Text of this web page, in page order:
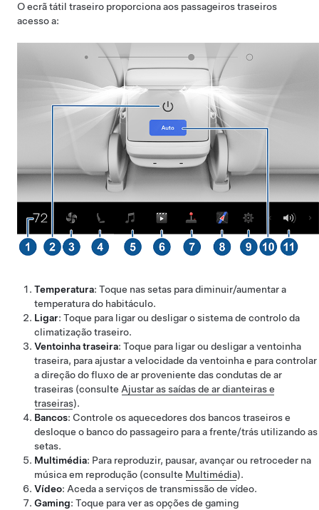
O ecrã tátil traseiro proporciona aos passageiros traseiros
acesso a:
Temperatura: Toque nas setas para diminuir/aumentar a
temperatura do habitáculo.
Ligar: Toque para ligar ou desligar o sistema de controlo da
climatização traseiro.
Ventoinha traseira: Toque para ligar ou desligar a ventoinha
traseira, para ajustar a velocidade da ventoinha e para controlar
a direção do fluxo de ar proveniente das condutas de ar
traseiras (consulte Ajustar as saídas de ar dianteiras e
traseiras).
Bancos: Controle os aquecedores dos bancos traseiros e
desloque o banco do passageiro para a frente/trás utilizando as
setas.
Multimédia: Para reproduzir, pausar, avançar ou retroceder na
música em reprodução (consulte Multimédia).
Vídeo: Aceda a serviços de transmissão de vídeo.
Gaming: Toque para ver as opções de gaming